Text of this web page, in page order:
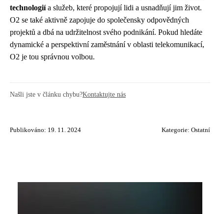
technologiía služeb, které propojují lidi a usnadňují jim život.
O2 se také aktivně zapojuje do společensky odpovědných
projektů a dbá na udržitelnost svého podnikání. Pokud hledáte
dynamické a perspektivní zaměstnání v oblasti telekomunikací,
O2 je tou správnou volbou.
Našli jste v článku chybu?Kontaktujte nás
Publikováno: 19. 11. 2024 Kategorie: Ostatní